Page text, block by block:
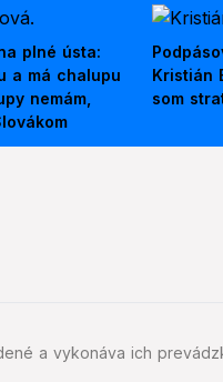
plné ústa:
a má chalupu
nemám,
Kristián
som
a vykonáva ich